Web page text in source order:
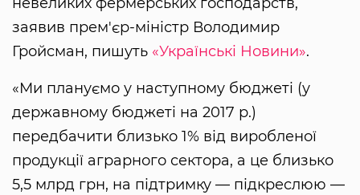
заявив прем'єр-міністр Володимир
Гройсман, пишуть «Українські Новини».
«Ми плануємо у наступному бюджеті (у
державному бюджеті на 2017 р.)
передбачити близько 1% від виробленої
продукції аграрного сектора, а це близько
5,5 млрд грн, на підтримку — підкреслюю —